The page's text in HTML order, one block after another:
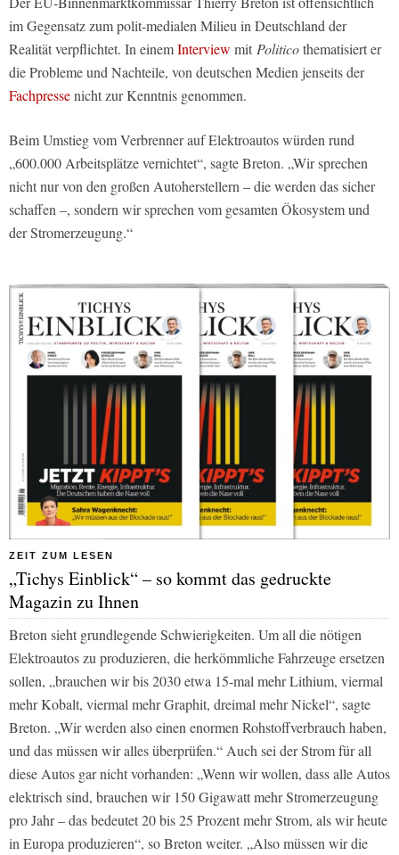
im Gegensatz zum polit-medialen Milieu in Deutschland der
Realität verpflichtet. In einemInterview mit Politicothematisiert er
die Probleme und Nachteile, von deutschen Medien jenseits der
Fachpressenicht zur Kenntnis genommen.
Beim Umstieg vom Verbrenner auf Elektroautos würden rund
„600.000 Arbeitsplätze vernichtet“, sagte Breton. „Wir sprechen
nicht nur von den großen Autoherstellern – die werden das sicher
schaffen –, sondern wir sprechen vom gesamten Ökosystem und
der Stromerzeugung.“
ZEIT ZUM LESEN
„Tichys Einblick“ – so kommt das gedruckte
Magazin zu Ihnen
Breton sieht grundlegende Schwierigkeiten. Um all die nötigen
Elektroautos zu produzieren, die herkömmliche Fahrzeuge ersetzen
sollen, „brauchen wir bis 2030 etwa 15-mal mehr Lithium, viermal
mehr Kobalt, viermal mehr Graphit, dreimal mehr Nickel“, sagte
Breton. „Wir werden also einen enormen Rohstoffverbrauch haben,
und das müssen wir alles überprüfen.“ Auch sei der Strom für all
diese Autos gar nicht vorhanden: „Wenn wir wollen, dass alle Autos
elektrisch sind, brauchen wir 150 Gigawatt mehr Stromerzeugung
pro Jahr – das bedeutet 20 bis 25 Prozent mehr Strom, als wir heute
in Europa produzieren“, so Breton weiter. „Also müssen wir die